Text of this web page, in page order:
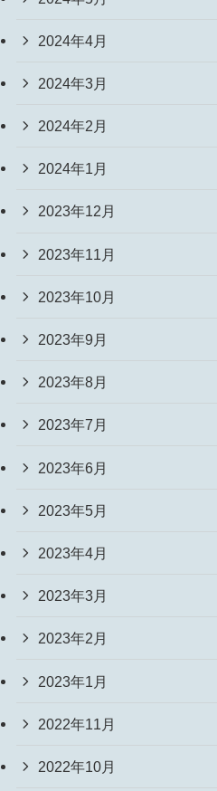
2024年4月
2024年3月
2024年2月
2024年1月
2023年12月
2023年11月
2023年10月
2023年9月
2023年8月
2023年7月
2023年6月
2023年5月
2023年4月
2023年3月
2023年2月
2023年1月
2022年11月
2022年10月